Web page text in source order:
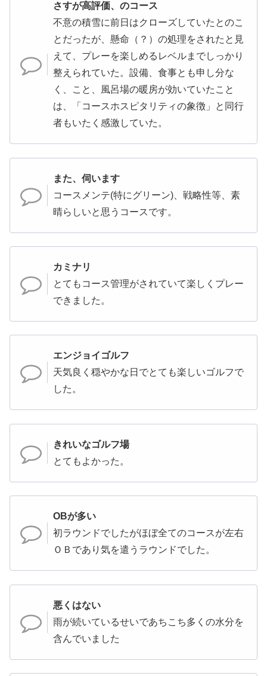
さすが高評価、のコース
不意の積雪に前日はクローズしていたとのこ
とだったが、懸命（？）の処理をされたと見
えて、プレーを楽しめるレベルまでしっかり
整えられていた。設備、食事とも申し分な
く、こと、風呂場の暖房が効いていたこと
は、「コースホスピタリティの象徴」と同行
者もいたく感激していた。
また、伺います
コースメンテ(特にグリーン)、戦略性等、素
晴らしいと思うコースです。
カミナリ
とてもコース管理がされていて楽しくプレー
できました。
エンジョイゴルフ
天気良く穏やかな日でとても楽しいゴルフで
した。
きれいなゴルフ場
とてもよかった。
OBが多い
初ラウンドでしたがほぼ全てのコースが左右
ＯＢであり気を遣うラウンドでした。
悪くはない
雨が続いているせいであちこち多くの水分を
含んでいました